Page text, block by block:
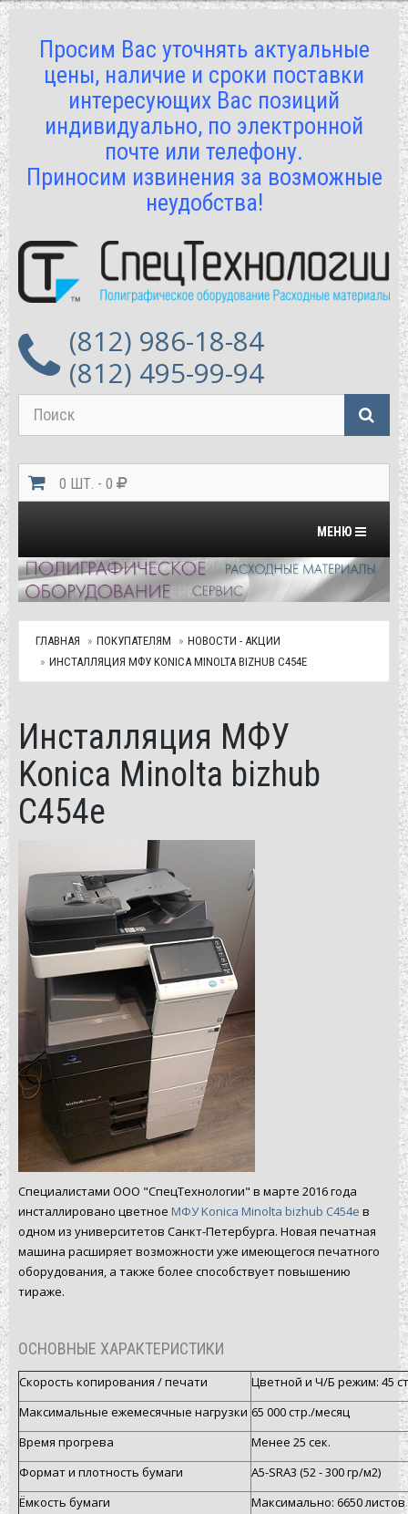
Просим Вас уточнять актуальные
цены, наличие и сроки поставки
интересующих Вас позиций
индивидуально, по электронной
почте или телефону.
Приносим извинения за возможные
неудобства!
(812) 986-18-84
(812) 495-99-94
0 ШТ. - 0
Переключить
МЕНЮ
ГЛАВНАЯ ПОКУПАТЕЛЯМ
НОВОСТИ - АКЦИИ
ИНСТАЛЛЯЦИЯ МФУ KONICA MINOLTA BIZHUB C454E
Инсталляция МФУ
Konica Minolta bizhub
C454e
Специалистами ООО "СпецТехнологии" в марте 2016 года
инсталлировано цветное МФУ Konica Minolta bizhub C454e в
одном из университетов Санкт-Петербурга. Новая печатная
машина расширяет возможности уже имеющегося печатного
оборудования, а также более способствует повышению
тираже.
ОСНОВНЫЕ ХАРАКТЕРИСТИКИ
Скорость копирования / печати
Цветной и Ч/Б режим: 45
Максимальные ежемесячные нагрузки 65 000 стр./месяц
Время прогрева
Менее 25 сек.
Формат и плотность бумаги
А5-SRА3 (52 - 300 гр/м2)
Ёмкость бумаги
Максимально: 6650 листов